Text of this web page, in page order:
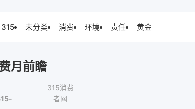
315 未分类 消费 环境 责任 黄金
月前瞻
315消费
者网